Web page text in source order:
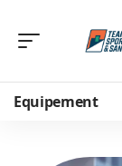
Equipement